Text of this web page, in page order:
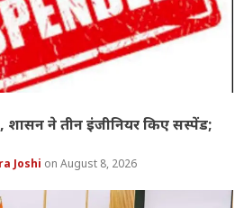
शासन ने तीन इंजीनियर किए सस्पेंड;
Joshi August 8, 2026